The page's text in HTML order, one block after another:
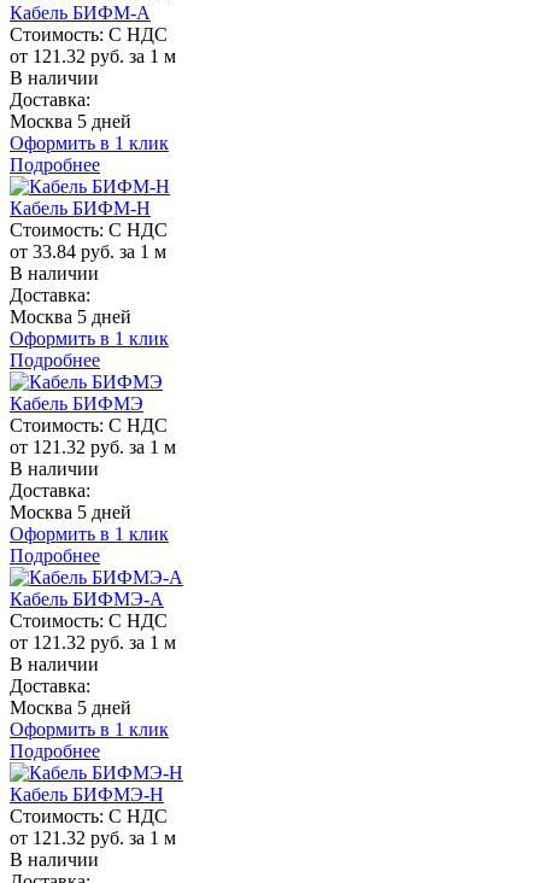
Кабель БИФМ-А
Стоимость: С НДС
от 121.32 руб. за 1 м
В наличии
Доставка:
Москва 5 дней
Оформить в 1 клик
Подробнее
Кабель БИФМ-Н
Стоимость: С НДС
от 33.84 руб. за 1 м
В наличии
Доставка:
Москва 5 дней
Оформить в 1 клик
Подробнее
Кабель БИФМЭ
Стоимость: С НДС
от 121.32 руб. за 1 м
В наличии
Доставка:
Москва 5 дней
Оформить в 1 клик
Подробнее
Кабель БИФМЭ-А
Стоимость: С НДС
от 121.32 руб. за 1 м
В наличии
Доставка:
Москва 5 дней
Оформить в 1 клик
Подробнее
Кабель БИФМЭ-Н
Стоимость: С НДС
от 121.32 руб. за 1 м
В наличии